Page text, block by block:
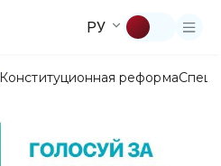
РУ
Конституционная реформа